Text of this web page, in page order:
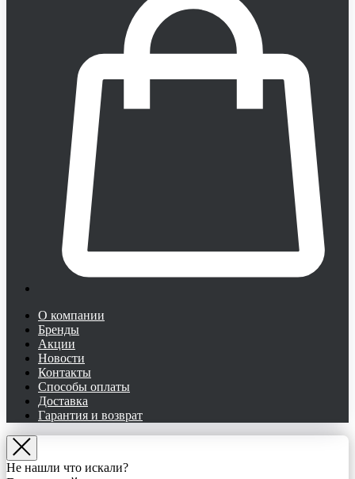
О компании
Бренды
Акции
Новости
Контакты
Способы оплаты
Доставка
Гарантия и возврат
Не нашли что искали?